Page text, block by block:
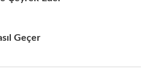
Geçer